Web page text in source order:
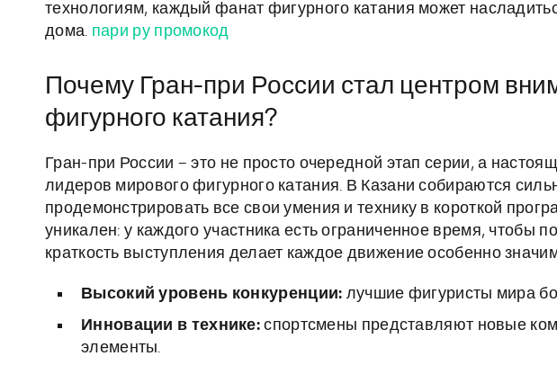
технологиям, каждый фанат фигурного катания может
дома. пари ру промокод
Почему Гран-при России стал центром
фигурного катания?
Гран-при России – это не просто очередной этап серии, а
лидеров мирового фигурного катания. В Казани собираются
продемонстрировать все свои умения и технику в короткой
уникален: у каждого участника есть ограниченное время, чтобы
краткость выступления делает каждое движение особенно
Высокий уровень конкуренции: лучшие фигуристы мира
Инновации в технике: спортсмены представляют новые
элементы.